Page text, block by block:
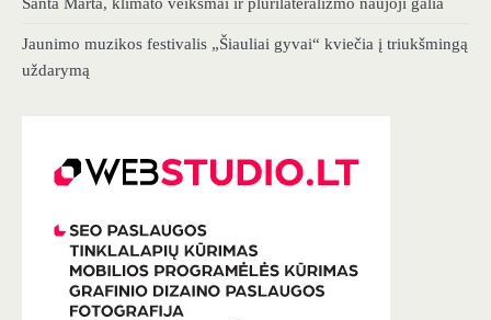
Jaunimo muzikos festivalis „Šiauliai gyvai“ kviečia į triukšmingą
uždarymą